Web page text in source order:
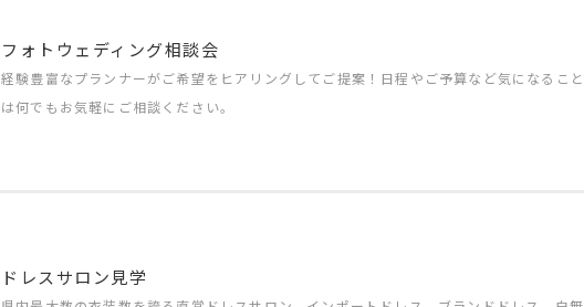
フォトウェディング相談会
経験豊富なプランナーがご希望をヒアリングしてご提案！日程やご予算など気になること
は何でもお気軽にご相談ください。
ドレスサロン見学